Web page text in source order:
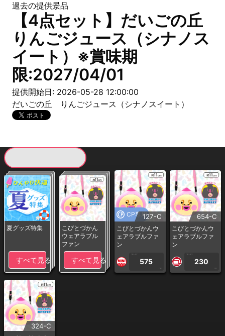
過去の提供景品
【4点セット】だいごの丘
りんごジュース（シナノス
イート）※賞味期
限:2027/04/01
提供開始日: 2026-05-28 12:00:00
だいごの丘 りんごジュース（シナノスイート）
夏グッズ特集
すべて見る
こびとづかん
ウェアラブル
ファン
すべて見る
CP専用127-C
こびとづかんウ
ェアラブルファ
ン
1PLAY
575
CP
654-C
こびとづかんウ
ェアラブルファ
ン
1PLAY
230
CP
324-C